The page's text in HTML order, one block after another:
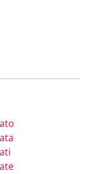
ato
ata
ati
ate